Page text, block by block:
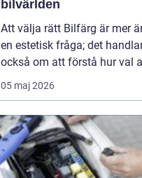
bilvärlden
Att välja rätt Bilfärg är mer
en estetisk fråga; det
också om att förstå hur val
05 maj 2026